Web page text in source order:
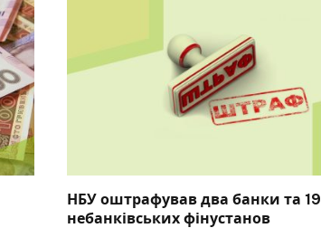
НБУ оштрафував два банки та 19
небанківських фінустанов